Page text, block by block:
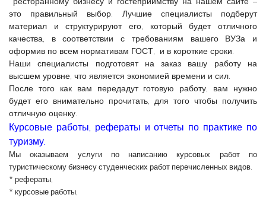
это правильный выбор. Лучшие специалисты подберут
материал и структурируют его, который будет отличного
качества, в соответствии с требованиям вашего ВУЗа и
оформив по всем нормативам ГОСТ, и в короткие сроки.
Наши специалисты подготовят на заказ вашу работу на
высшем уровне, что является экономией времени и сил.
После того как вам передадут готовую работу, вам нужно
будет его внимательно прочитать, для того чтобы получить
отличную оценку.
Курсовые работы, рефераты и отчеты по практике по
туризму.
Мы оказываем услуги по написанию курсовых работ по
туристическому бизнесу студенческих работ перечисленных видов.
* рефераты,
* курсовые работы,